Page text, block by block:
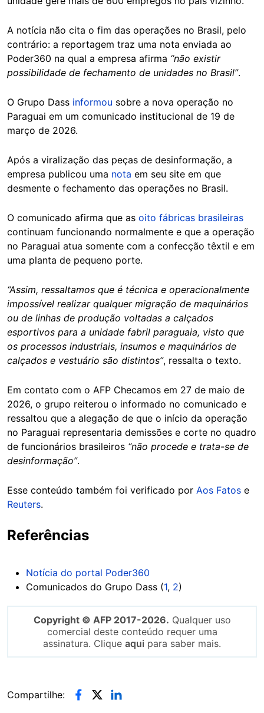
A notícia não cita o fim das operações no Brasil, pelo
contrário: a reportagem traz uma nota enviada ao
Poder360 na qual a empresa afirma “não existir
possibilidade de fechamento de unidades no Brasil”.
O Grupo Dass informou sobre a nova operação no
Paraguai em um comunicado institucional de 19 de
março de 2026.
Após a viralização das peças de desinformação, a
empresa publicou uma nota em seu site em que
desmente o fechamento das operações no Brasil.
O comunicado afirma que as oito fábricas brasileiras
continuam funcionando normalmente e que a operação
no Paraguai atua somente com a confecção têxtil e em
uma planta de pequeno porte.
“Assim, ressaltamos que é técnica e operacionalmente
impossível realizar qualquer migração de maquinários
ou de linhas de produção voltadas a calçados
esportivos para a unidade fabril paraguaia, visto que
os processos industriais, insumos e maquinários de
calçados e vestuário são distintos”, ressalta o texto.
Em contato com o AFP Checamos em 27 de maio de
2026, o grupo reiterou o informado no comunicado e
ressaltou que a alegação de que o início da operação
no Paraguai representaria demissões e corte no quadro
de funcionários brasileiros “não procede e trata-se de
desinformação”.
Esse conteúdo também foi verificado por Aos Fatos e
Reuters.
Referências
Notícia do portal Poder360
Comunicados do Grupo Dass (1, 2)
Copyright © AFP 2017-2026. Qualquer uso
comercial deste conteúdo requer uma
assinatura. Clique aqui para saber mais.
Compartilhe: